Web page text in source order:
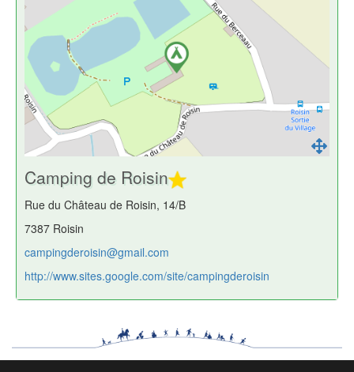
Camping de Roisin
Rue du Château de Roisin, 14/B
7387 Roisin
campingderoisin@gmail.com
http://www.sites.google.com/site/campingderoisin